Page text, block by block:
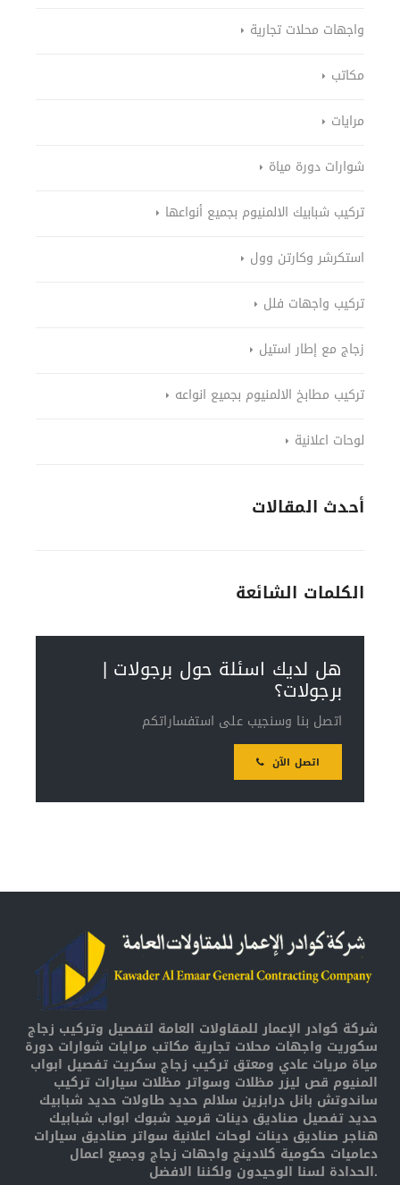
واجهات محلات تجارية
مكاتب
مرايات
شوارات دورة مياة
تركيب شبابيك الالمنيوم بجميع أنواعها
استكرشر وكارتن وول
تركيب واجهات فلل
زجاج مع إطار استيل
تركيب مطابخ الالمنيوم بجميع انواعه
لوحات اعلانية
أحدث المقالات
الكلمات الشائعة
هل لديك اسئلة حول برجولات |
برجولات؟
اتصل بنا وسنجيب على استفساراتكم
اتصل الآن
شركة كوادر الإعمار للمقاولات العامة لتفصيل وتركيب زجاج
سكوريت واجهات محلات تجارية مكاتب مرايات شوارات دورة
مياة مريات عادي ومعتق تركيب زجاج سكريت تفصيل ابواب
المنيوم قص ليزر مظلات وسواتر مظلات سيارات تركيب
ساندوتش بانل درابزين سلالم حديد طاولات حديد شبابيك
حديد تفصيل صناديق دينات قرميد شبوك ابواب شبابيك
هناجر صناديق دينات لوحات اعلانية سواتر صناديق سيارات
دعاميات حكومية كلادينج واجهات زجاج وجميع اعمال
الحدادة لسنا الوحيدون ولكننا الافضل.